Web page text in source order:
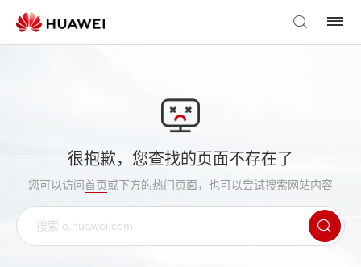
很抱歉，您查找的页面不存在了
您可以访问首页或下方的热门页面，也可以尝试搜索网站内容